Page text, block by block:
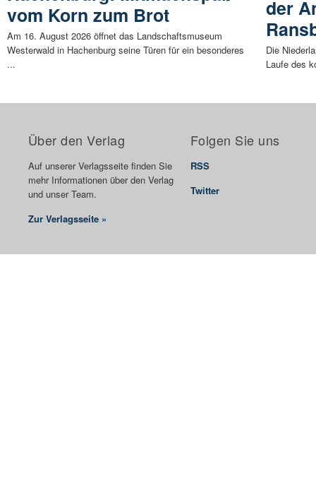
vom Korn zum Brot
Am 16. August 2026 öffnet das Landschaftsmuseum
Westerwald in Hachenburg seine Türen für ein besonderes
...
der
Die
Laufe des
Über den Verlag
Auf unserer Verlagsseite finden Sie
mehr Informationen über den Verlag
und unser Team.
Zur Verlagsseite »
Folgen Sie uns
RSS
Twitter